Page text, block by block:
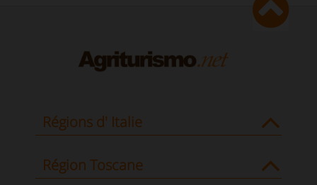
Régions d' Italie
Région Toscane